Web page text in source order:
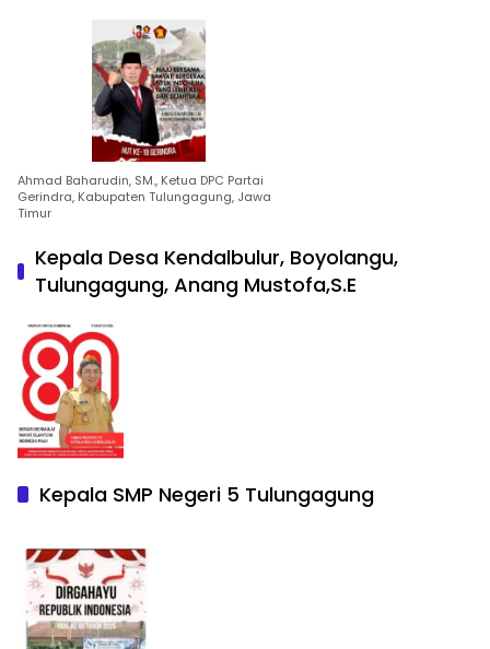
Ahmad Baharudin, SM., Ketua DPC Partai
Gerindra, Kabupaten Tulungagung, Jawa
Timur
Kepala Desa Kendalbulur, Boyolangu,
Tulungagung, Anang Mustofa,S.E
Kepala SMP Negeri 5 Tulungagung